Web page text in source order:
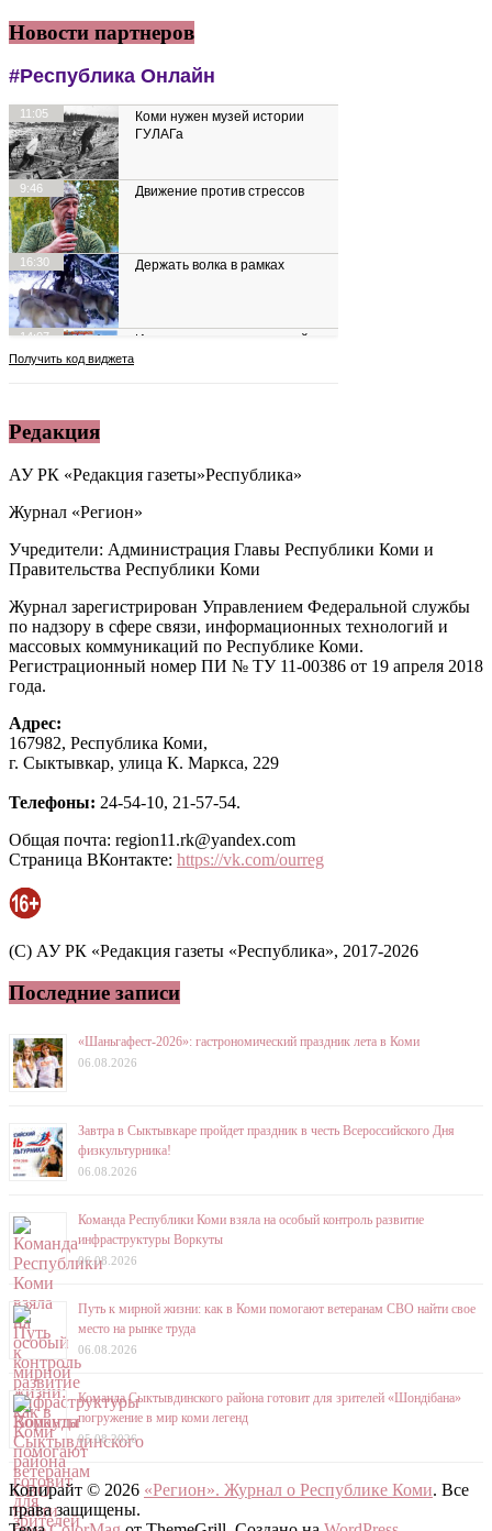
Новости партнеров
Редакция
АУ РК «Редакция газеты»Республика»
Журнал «Регион»
Учредители: Администрация Главы Республики Коми и
Правительства Республики Коми
Журнал зарегистрирован Управлением Федеральной службы
по надзору в сфере связи, информационных технологий и
массовых коммуникаций по Республике Коми.
Регистрационный номер ПИ № ТУ 11-00386 от 19 апреля 2018
года.
Адрес:
167982, Республика Коми,
г. Сыктывкар, улица К. Маркса, 229
Телефоны: 24-54-10, 21-57-54.
Общая почта: region11.rk@yandex.com
Страница ВКонтакте: https://vk.com/ourreg
(C) АУ РК «Редакция газеты «Республика», 2017-2026
Последние записи
«Шаньгафест-2026»: гастрономический праздник лета в Коми
06.08.2026
Завтра в Сыктывкаре пройдет праздник в честь Всероссийского Дня
физкультурника!
06.08.2026
Команда Республики Коми взяла на особый контроль развитие
инфраструктуры Воркуты
06.08.2026
Путь к мирной жизни: как в Коми помогают ветеранам СВО найти свое
место на рынке труда
06.08.2026
Команда Сыктывдинского района готовит для зрителей «Шондібана»
погружение в мир коми легенд
05.08.2026
Копирайт © 2026 «Регион». Журнал о Республике Коми. Все
права защищены.